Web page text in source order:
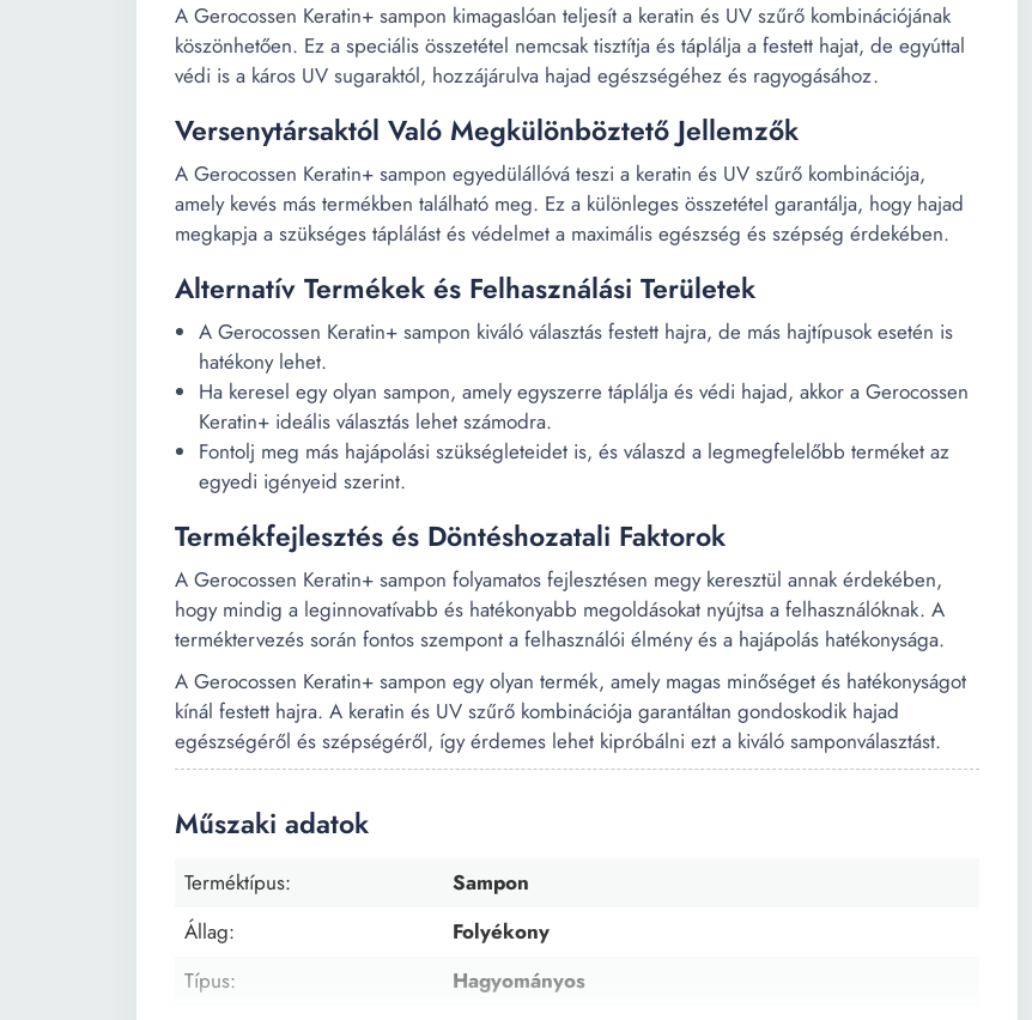
A Gerocossen Keratin+ sampon kimagaslóan teljesít a keratin és UV szűrő kombinációjának
köszönhetően. Ez a speciális összetétel nemcsak tisztítja és táplálja a festett hajat, de egyúttal
védi is a káros UV sugaraktól, hozzájárulva hajad egészségéhez és ragyogásához.
Versenytársaktól Való Megkülönböztető Jellemzők
A Gerocossen Keratin+ sampon egyedülállóvá teszi a keratin és UV szűrő kombinációja,
amely kevés más termékben található meg. Ez a különleges összetétel garantálja, hogy hajad
megkapja a szükséges táplálást és védelmet a maximális egészség és szépség érdekében.
Alternatív Termékek és Felhasználási Területek
A Gerocossen Keratin+ sampon kiváló választás festett hajra, de más hajtípusok esetén is
hatékony lehet.
Ha keresel egy olyan sampon, amely egyszerre táplálja és védi hajad, akkor a Gerocossen
Keratin+ ideális választás lehet számodra.
Fontolj meg más hajápolási szükségleteidet is, és válaszd a legmegfelelőbb terméket az
egyedi igényeid szerint.
Termékfejlesztés és Döntéshozatali Faktorok
A Gerocossen Keratin+ sampon folyamatos fejlesztésen megy keresztül annak érdekében,
hogy mindig a leginnovatívabb és hatékonyabb megoldásokat nyújtsa a felhasználóknak. A
terméktervezés során fontos szempont a felhasználói élmény és a hajápolás hatékonysága.
A Gerocossen Keratin+ sampon egy olyan termék, amely magas minőséget és hatékonyságot
kínál festett hajra. A keratin és UV szűrő kombinációja garantáltan gondoskodik hajad
egészségéről és szépségéről, így érdemes lehet kipróbálni ezt a kiváló samponválasztást.
Műszaki adatok
Terméktípus:
Sampon
Állag:
Folyékony
Típus:
Hagyományos